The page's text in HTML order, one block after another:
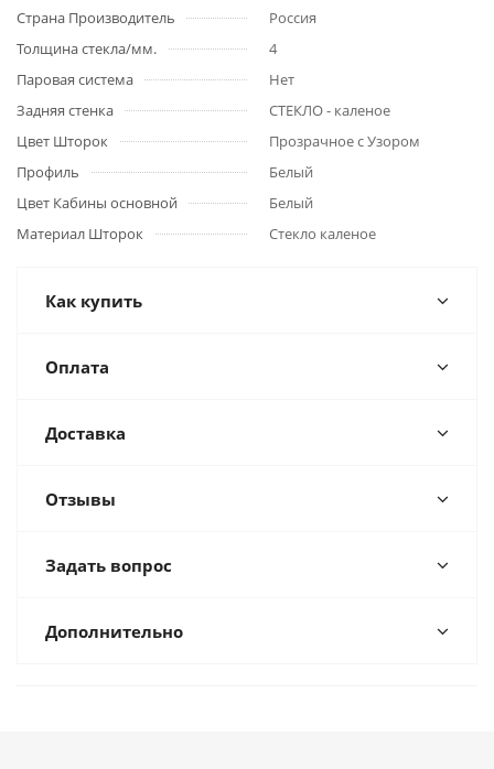
Страна Производитель
Россия
Толщина стекла/мм.
4
Паровая система
Нет
Задняя стенка
СТЕКЛО - каленое
Цвет Шторок
Прозрачное с Узором
Профиль
Белый
Цвет Кабины основной
Белый
Материал Шторок
Стекло каленое
Как купить
Оплата
Доставка
Отзывы
Задать вопрос
Дополнительно